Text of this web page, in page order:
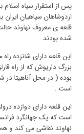
پس از استقرار سپاه
اردوشاهان سپاهیان
قلعه ی معروف نهاوند
شده بودند .
این قلعه دارای شانزده
بزرگ داریوش که از راه
بوده ( در محل آناهیتا در
است .
این قلعه دارای دوازده
نهاوند نقاشی می کند و